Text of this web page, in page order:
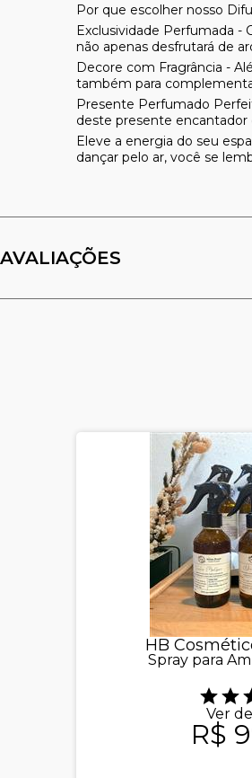
Por que escolher nosso
Exclusividade Perfumada -
não apenas desfrutará de
Decore com Fragrância -
também para
Presente Perfumado
deste presente encantador
Eleve a energia do seu
dançar pelo ar, você se
AVALIAÇÕES
HB
Spray para
Ver
R$